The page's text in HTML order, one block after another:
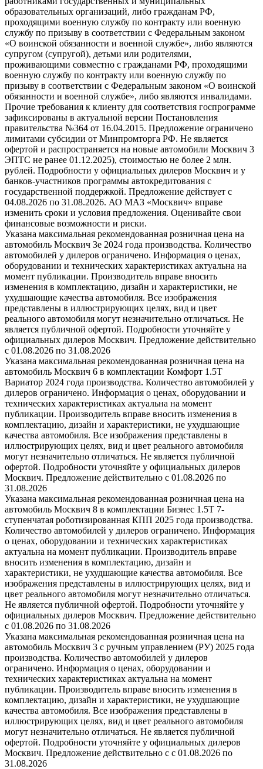
образовательных организаций, либо гражданам РФ,
проходящими военную службу по контракту или военную
службу по призыву в соответствии с Федеральным законом
«О воинской обязанности и военной службе», либо являются
супругом (супругой), детьми или родителями,
проживающими совместно с гражданами РФ, проходящими
военную службу по контракту или военную службу по
призыву в соответствии с Федеральным законом «О воинской
обязанности и военной службе», либо являются инвалидами.
Прочие требования к клиенту для соответствия госпрограмме
зафиксированы в актуальной версии Постановления
правительства №364 от 16.04.2015. Предложение ограничено
лимитами субсидии от Минпромторга РФ. Не является
офертой и распространяется на новые автомобили Москвич 3
ЭПТС не ранее 01.12.2025), стоимостью не более 2 млн.
рублей. Подробности у официальных дилеров Москвич и у
банков-участников программы автокредитования с
государственной поддержкой. Предложение действует с
04.08.2026 по 31.08.2026. АО МАЗ «Москвич» вправе
изменить сроки и условия предложения. Оценивайте свои
финансовые возможности и риски.
Указана максимальная рекомендованная розничная цена на
автомобиль Москвич 3e 2024 года производства. Количество
автомобилей у дилеров ограничено. Информация о ценах,
оборудовании и технических характеристиках актуальна на
момент публикации. Производитель вправе вносить
изменения в комплектацию, дизайн и характеристики, не
ухудшающие качества автомобиля. Все изображения
представлены в иллюстрирующих целях, вид и цвет
реального автомобиля могут незначительно отличаться. Не
является публичной офертой. Подробности уточняйте у
официальных дилеров Москвич. Предложение действительно
с 01.08.2026 по 31.08.2026
Указана максимальная рекомендованная розничная цена на
автомобиль Москвич 6 в комплектации Комфорт 1.5T
Вариатор 2024 года производства. Количество автомобилей у
дилеров ограничено. Информация о ценах, оборудовании и
технических характеристиках актуальна на момент
публикации. Производитель вправе вносить изменения в
комплектацию, дизайн и характеристики, не ухудшающие
качества автомобиля. Все изображения представлены в
иллюстрирующих целях, вид и цвет реального автомобиля
могут незначительно отличаться. Не является публичной
офертой. Подробности уточняйте у официальных дилеров
Москвич. Предложение действительно с 01.08.2026 по
31.08.2026
Указана максимальная рекомендованная розничная цена на
автомобиль Москвич 8 в комплектации Бизнес 1.5T 7-
ступенчатая роботизированная КПП 2025 года производства.
Количество автомобилей у дилеров ограничено. Информация
о ценах, оборудовании и технических характеристиках
актуальна на момент публикации. Производитель вправе
вносить изменения в комплектацию, дизайн и
характеристики, не ухудшающие качества автомобиля. Все
изображения представлены в иллюстрирующих целях, вид и
цвет реального автомобиля могут незначительно отличаться.
Не является публичной офертой. Подробности уточняйте у
официальных дилеров Москвич. Предложение действительно
с 01.08.2026 по 31.08.2026
Указана максимальная рекомендованная розничная цена на
автомобиль Москвич 3 с ручным управлением (РУ) 2025 года
производства. Количество автомобилей у дилеров
ограничено. Информация о ценах, оборудовании и
технических характеристиках актуальна на момент
публикации. Производитель вправе вносить изменения в
комплектацию, дизайн и характеристики, не ухудшающие
качества автомобиля. Все изображения представлены в
иллюстрирующих целях, вид и цвет реального автомобиля
могут незначительно отличаться. Не является публичной
офертой. Подробности уточняйте у официальных дилеров
Москвич. Предложение действительно с с 01.08.2026 по
31.08.2026